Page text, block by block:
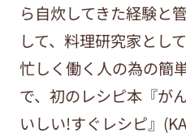
ら自炊してきた経験と
して、料理研究家とし
忙しく働く人の為の簡
で、初のレシピ本『が
いしい!すぐレシピ』